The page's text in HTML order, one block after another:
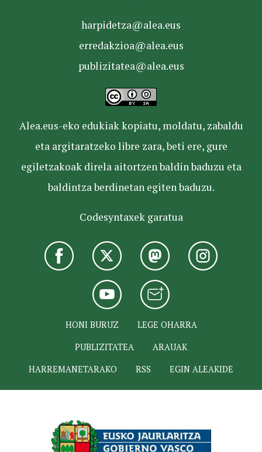
harpidetza@alea.eus
erredakzioa@alea.eus
publizitatea@alea.eus
Alea.eus-eko edukiak kopiatu, moldatu, zabaldu
eta argitaratzeko libre zara, beti ere, gure
egiletzakoak direla aitortzen baldin baduzu eta
baldintza berdinetan egiten baduzu.
Codesyntaxek garatua
HONI BURUZ
LEGE OHARRA
PUBLIZITATEA
ARAUAK
HARREMANETARAKO
RSS EGIN ALEAKIDE